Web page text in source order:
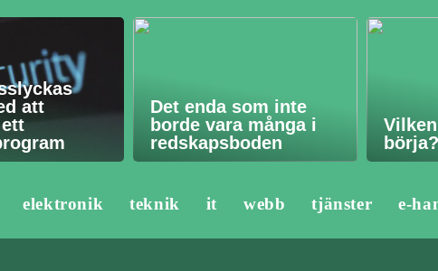
att
Det enda som inte
borde vara många i
redskapsboden
börja?
elektronik teknik it webb tjänster e-